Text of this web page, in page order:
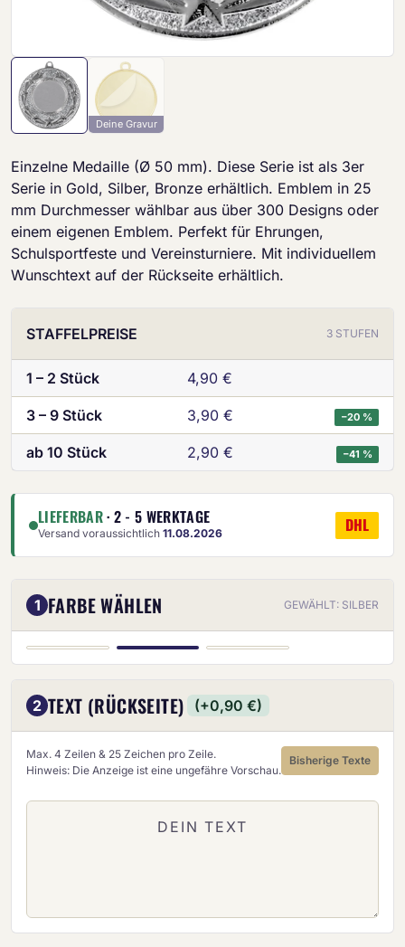
Deine Gravur
Einzelne Medaille (Ø 50 mm). Diese Serie ist als 3er
Serie in Gold, Silber, Bronze erhältlich. Emblem in 25
mm Durchmesser wählbar aus über 300 Designs oder
einem eigenen Emblem. Perfekt für Ehrungen,
Schulsportfeste und Vereinsturniere. Mit individuellem
Wunschtext auf der Rückseite erhältlich.
STAFFELPREISE 3 STUFEN
1 – 2 Stück 4,90 €
3 – 9 Stück 3,90 € −20 %
ab 10 Stück 2,90 € −41 %
LIEFERBAR· 2 - 5 WERKTAGE
Versand voraussichtlich 11.08.2026 DHL
1 FARBE WÄHLEN GEWÄHLT: SILBER
GOLD SILBER BRONZE
2 TEXT (RÜCKSEITE) (+0,90 €)
Max. 4 Zeilen & 25 Zeichen pro Zeile.
Hinweis: Die Anzeige ist eine ungefähre Vorschau.
Bisherige Texte